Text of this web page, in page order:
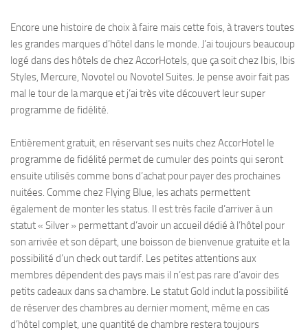
Encore une histoire de choix à faire mais cette fois, à travers toutes
les grandes marques d’hôtel dans le monde. J’ai toujours beaucoup
logé dans des hôtels de chez AccorHotels, que ça soit chez Ibis, Ibis
Styles, Mercure, Novotel ou Novotel Suites. Je pense avoir fait pas
mal le tour de la marque et j’ai très vite découvert leur super
programme de fidélité.
Entièrement gratuit, en réservant ses nuits chez AccorHotel le
programme de fidélité permet de cumuler des points qui seront
ensuite utilisés comme bons d’achat pour payer des prochaines
nuitées. Comme chez Flying Blue, les achats permettent
également de monter les status. Il est très facile d’arriver à un
statut « Silver » permettant d’avoir un accueil dédié à l’hôtel pour
son arrivée et son départ, une boisson de bienvenue gratuite et la
possibilité d’un check out tardif. Les petites attentions aux
membres dépendent des pays mais il n’est pas rare d’avoir des
petits cadeaux dans sa chambre. Le statut Gold inclut la possibilité
de réserver des chambres au dernier moment, même en cas
d’hôtel complet, une quantité de chambre restera toujours